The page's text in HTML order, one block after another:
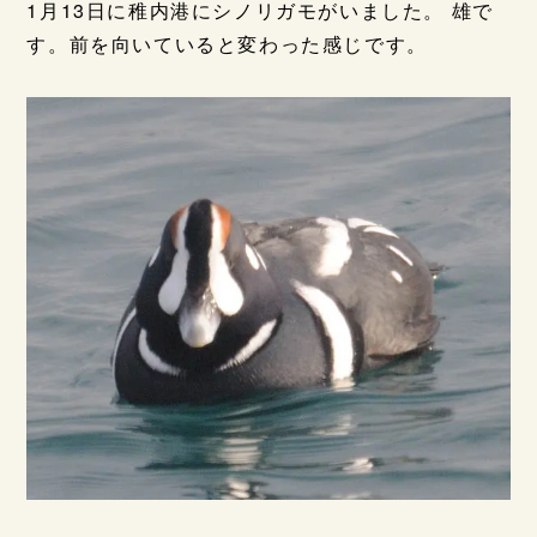
1月13日に稚内港にシノリガモがいました。 雄で
す。前を向いていると変わった感じです。